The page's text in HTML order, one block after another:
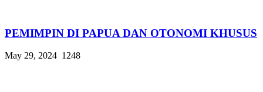
PEMIMPIN DI PAPUA DAN OTONOMI KHUSUS
May 29, 2024 1248